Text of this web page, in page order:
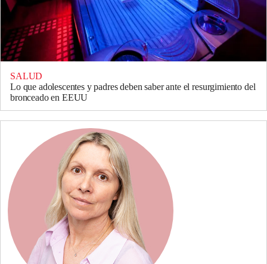
SALUD
Lo que adolescentes y padres deben saber ante el resurgimiento del
bronceado en EEUU